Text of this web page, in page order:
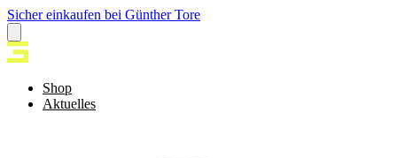
Sicher einkaufen bei Günther Tore
Shop
Aktuelles